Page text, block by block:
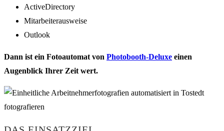
ActiveDirectory
Mitarbeiterausweise
Outlook
Dann ist ein Fotoautomat von Photobooth-Deluxe einen
Augenblick Ihrer Zeit wert.